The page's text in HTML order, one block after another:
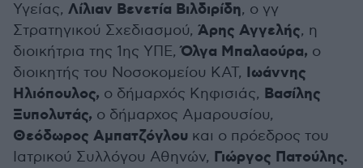
Υγείας, Λίλιαν Βενετία Βιλδιρίδη, ο γγ
Στρατηγικού Σχεδιασμού, Άρης Αγγελής, η
διοικήτρια της 1ης ΥΠΕ,Όλγα Μπαλαούρα, ο
διοικητής του Νοσοκομείου ΚΑΤ, Ιωάννης
Ηλιόπουλος, ο δήμαρχός Κηφισιάς, Βασίλης
Ξυπολυτάς, ο δήμαρχος Αμαρουσίου,
Θεόδωρος Αμπατζόγλου και ο πρόεδρος του
Ιατρικού Συλλόγου Αθηνών, Γιώργος Πατούλης.